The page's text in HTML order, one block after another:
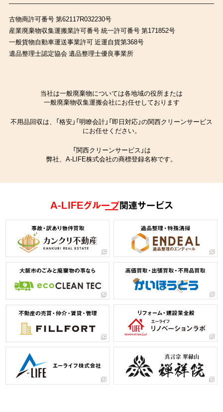
古物商許可番号 第62117R032230号
産業廃棄物収集運搬業許可番号 統一許可番号 第171852号
一般貨物自動車運送事業許可 近運自貨第368号
遺品整理士認定協会 遺品整理士優良事業所
当社は一般廃棄物については各地域の役所または
一般廃棄物収集運搬会社にお任せしております
不用品回収は、「格安」「明瞭会計」「即日対応」の関西クリーンサービス
にお任せください。
「関西クリーンサービス」は
弊社、A-LIFE株式会社の商標登録名称です。
A-LIFEグループ関連サービス